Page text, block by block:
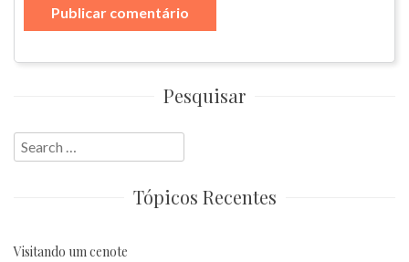
Pesquisar
Search
for:
Tópicos Recentes
Visitando um cenote